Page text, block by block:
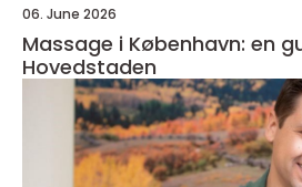
06. June 2026
Massage i København: en
Hovedstaden